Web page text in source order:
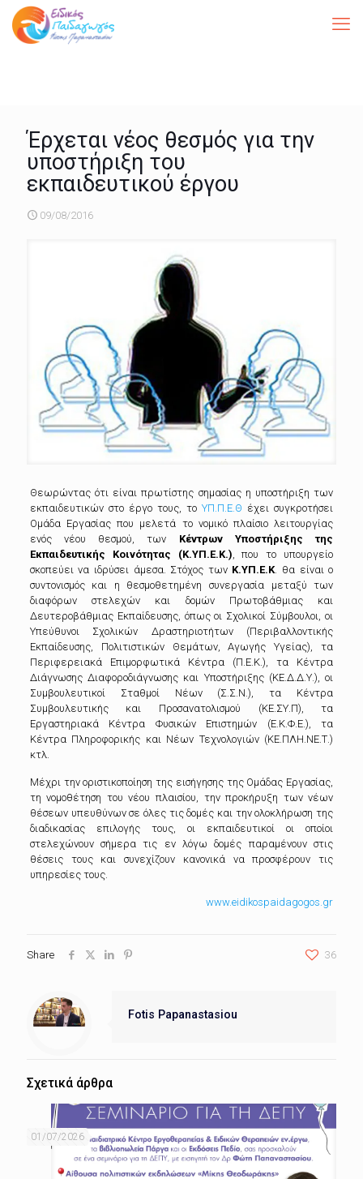
Έρχεται νέος θεσμός για την
υποστήριξη του
εκπαιδευτικού έργου
09/08/2016
Θεωρώντας ότι είναι πρωτίστης σημασίας η υποστήριξη των
εκπαιδευτικών στο έργο τους, τοΥΠ.Π.Ε.Θ έχει συγκροτήσει
Ομάδα Εργασίας που μελετά το νομικό πλαίσιο λειτουργίας
ενός νέου θεσμού, των Κέντρων Υποστήριξης της
Εκπαιδευτικής Κοινότητας (Κ.ΥΠ.Ε.Κ.) , που το υπουργείο
σκοπεύει να ιδρύσει άμεσα. Στόχος των Κ.ΥΠ.Ε.Κ . θα είναι ο
συντονισμός και η θεσμοθετημένη συνεργασία μεταξύ των
διαφόρων στελεχών και δομών Πρωτοβάθμιας και
Δευτεροβάθμιας Εκπαίδευσης, όπως οι Σχολικοί Σύμβουλοι, οι
Υπεύθυνοι Σχολικών Δραστηριοτήτων (Περιβαλλοντικής
Εκπαίδευσης, Πολιτιστικών Θεμάτων, Αγωγής Υγείας), τα
Περιφερειακά Επιμορφωτικά Κέντρα (Π.Ε.Κ.), τα Κέντρα
Διάγνωσης Διαφοροδιάγνωσης και Υποστήριξης (ΚΕ.Δ.Δ.Υ.), οι
Συμβουλευτικοί Σταθμοί Νέων (Σ.Σ.Ν.), τα Κέντρα
Συμβουλευτικής και Προσανατολισμού (ΚΕ.ΣΥ.Π), τα
Εργαστηριακά Κέντρα Φυσικών Επιστημών (Ε.Κ.Φ.Ε.), τα
Κέντρα Πληροφορικής και Νέων Τεχνολογιών (ΚΕ.ΠΛΗ.ΝΕ.Τ.)
κτλ.
Μέχρι την οριστικοποίηση της εισήγησης της Ομάδας Εργασίας,
τη νομοθέτηση του νέου πλαισίου, την προκήρυξη των νέων
θέσεων υπευθύνων σε όλες τις δομές και την ολοκλήρωση της
διαδικασίας επιλογής τους, οι εκπαιδευτικοί οι οποίοι
στελεχώνουν σήμερα τις εν λόγω δομές παραμένουν στις
θέσεις τους και συνεχίζουν κανονικά να προσφέρουν τις
υπηρεσίες τους.
www.eidikospaidagogos.gr
Share 36
Fotis Papanastasiou
Σχετικά άρθρα
01/07/2026